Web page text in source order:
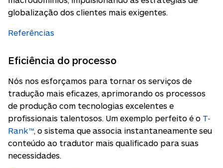
globalização dos clientes mais exigentes.
Referências
Eficiência do processo
Nós nos esforçamos para tornar os serviços de
tradução mais eficazes, aprimorando os processos
de produção com tecnologias excelentes e
profissionais talentosos. Um exemplo perfeito é o T-
Rank™, o sistema que associa instantaneamente seu
conteúdo ao tradutor mais qualificado para suas
necessidades.